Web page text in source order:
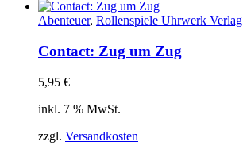
Abenteuer, Rollenspiele Uhrwerk Verlag
Contact: Zug um Zug
5,95 €
inkl. 7 % MwSt.
zzgl. Versandkosten